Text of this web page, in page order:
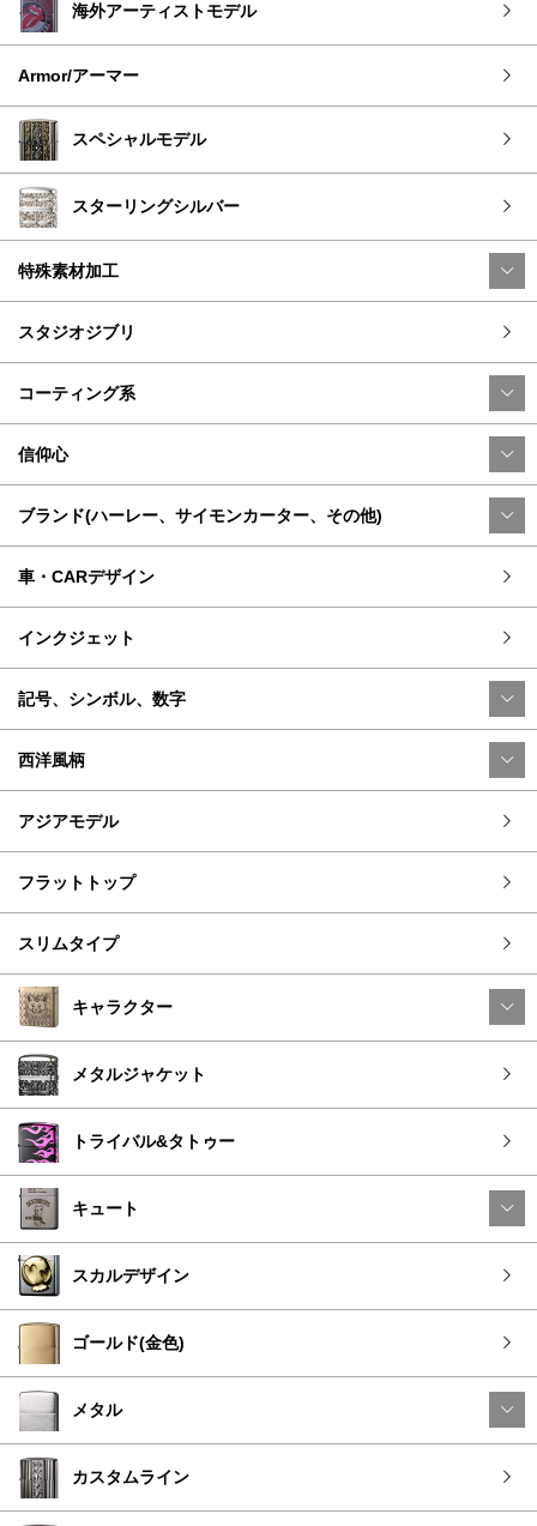
海外アーティストモデル
Armor/アーマー
スペシャルモデル
スターリングシルバー
特殊素材加工
スタジオジブリ
コーティング系
信仰心
ブランド(ハーレー、サイモンカーター、その他)
車・CARデザイン
インクジェット
記号、シンボル、数字
西洋風柄
アジアモデル
フラットトップ
スリムタイプ
キャラクター
メタルジャケット
トライバル&タトゥー
キュート
スカルデザイン
ゴールド(金色)
メタル
カスタムライン